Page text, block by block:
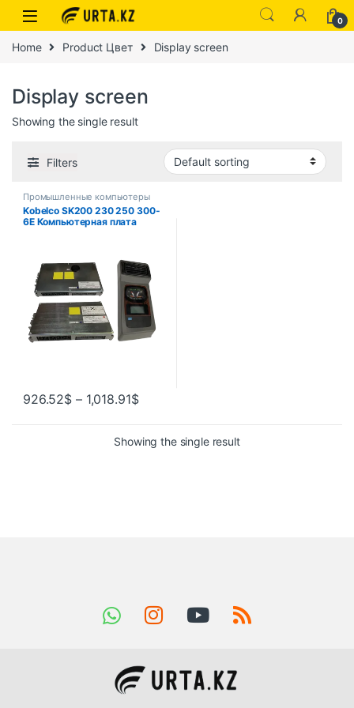
0
Home Product Цвет Display screen
Display screen
Showing the single result
Filters
Промышленные компьютеры
Kobelco SK200 230 250 300-
6E Компьютерная плата
926.52$ – 1,018.91$
Showing the single result